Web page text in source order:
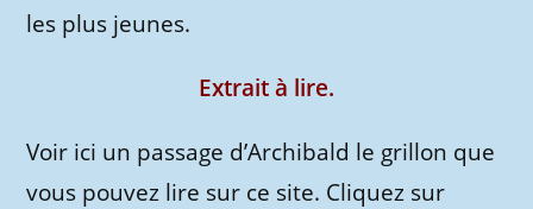
les plus jeunes.
Extrait à lire.
Voir ici un passage d’Archibald le grillon que
vous pouvez lire sur ce site. Cliquez sur